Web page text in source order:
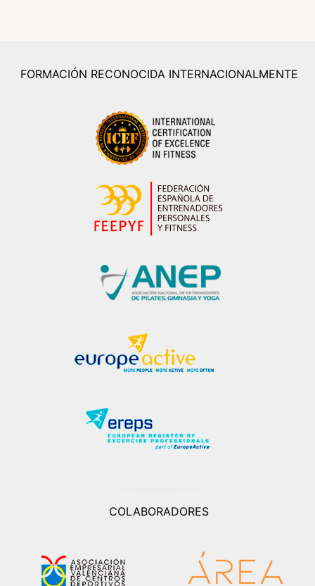
FORMACIÓN RECONOCIDA INTERNACIONALMENTE
COLABORADORES